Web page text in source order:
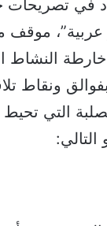
في تصريحات
عربية”،
النشاط
ونقاط
التي تحيط
التالي: